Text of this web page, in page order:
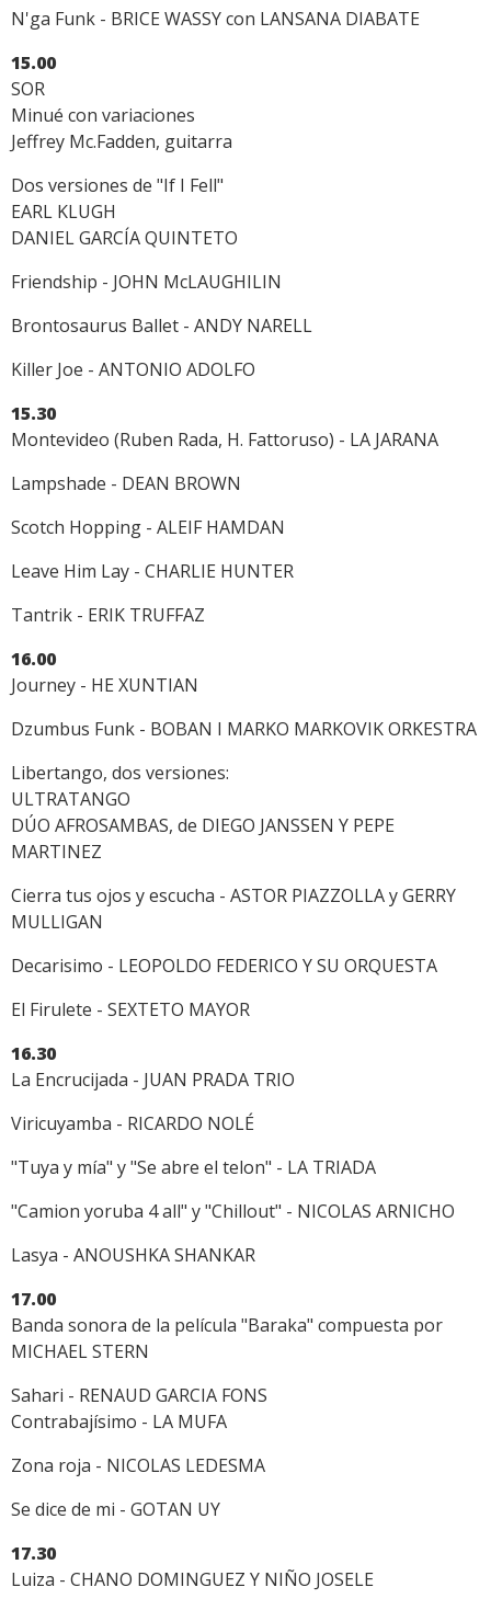
N'ga Funk - BRICE WASSY con LANSANA DIABATE
15.00
SOR
Minué con variaciones
Jeffrey Mc.Fadden, guitarra
Dos versiones de "If I Fell"
EARL KLUGH
DANIEL GARCÍA QUINTETO
Friendship - JOHN McLAUGHILIN
Brontosaurus Ballet - ANDY NARELL
Killer Joe - ANTONIO ADOLFO
15.30
Montevideo (Ruben Rada, H. Fattoruso) - LA JARANA
Lampshade - DEAN BROWN
Scotch Hopping - ALEIF HAMDAN
Leave Him Lay - CHARLIE HUNTER
Tantrik - ERIK TRUFFAZ
16.00
Journey - HE XUNTIAN
Dzumbus Funk - BOBAN I MARKO MARKOVIK ORKESTRA
Libertango, dos versiones:
ULTRATANGO
DÚO AFROSAMBAS, de DIEGO JANSSEN Y PEPE
MARTINEZ
Cierra tus ojos y escucha - ASTOR PIAZZOLLA y GERRY
MULLIGAN
Decarisimo - LEOPOLDO FEDERICO Y SU ORQUESTA
El Firulete - SEXTETO MAYOR
16.30
La Encrucijada - JUAN PRADA TRIO
Viricuyamba - RICARDO NOLÉ
"Tuya y mía" y "Se abre el telon" - LA TRIADA
"Camion yoruba 4 all" y "Chillout" - NICOLAS ARNICHO
Lasya - ANOUSHKA SHANKAR
17.00
Banda sonora de la película "Baraka" compuesta por
MICHAEL STERN
Sahari - RENAUD GARCIA FONS
Contrabajísimo - LA MUFA
Zona roja - NICOLAS LEDESMA
Se dice de mi - GOTAN UY
17.30
Luiza - CHANO DOMINGUEZ Y NIÑO JOSELE